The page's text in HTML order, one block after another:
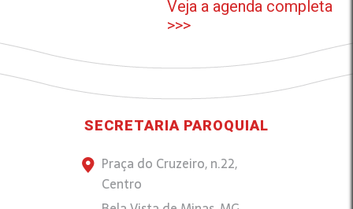
Veja a agenda completa
>>>
SECRETARIA PAROQUIAL
Praça do Cruzeiro, n.22,
Centro